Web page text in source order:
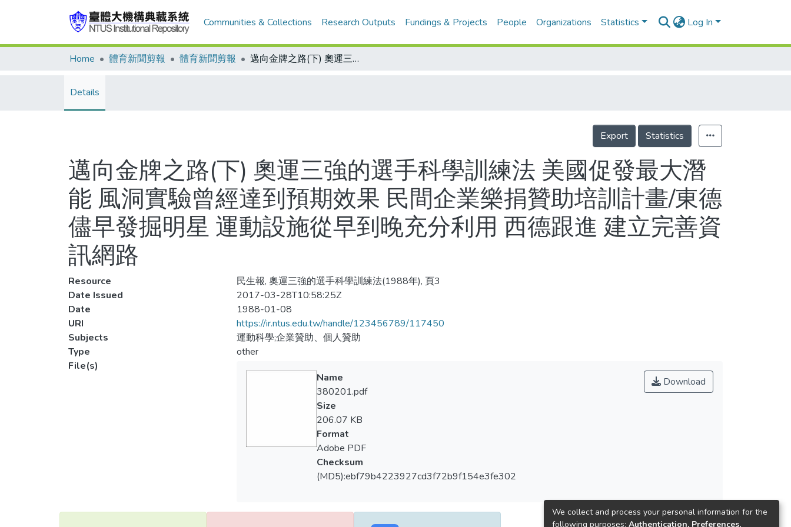
Communities & Collections Research Outputs Fundings & Projects People Organizations Statistics Log In
Home 體育新聞剪報 體育新聞剪報 邁向金牌之路(下) 奧運三強的選手科學訓練法 美國促發最大潛能 風洞實驗曾經達到預期效果 民間企業樂捐贊助培訓計畫/東德儘早發掘明星 運動設施從早到晚充分利用 西德跟進 建立完善資訊網路
Details
Export Statistics
邁向金牌之路(下) 奧運三強的選手科學訓練法 美國促發最大潛
能 風洞實驗曾經達到預期效果 民間企業樂捐贊助培訓計畫/東德
儘早發掘明星 運動設施從早到晚充分利用 西德跟進 建立完善資
訊網路
Resource
民生報, 奧運三強的選手科學訓練法(1988年), 頁3
Date Issued
2017-03-28T10:58:25Z
Date
1988-01-08
URI
https://ir.ntus.edu.tw/handle/123456789/117450
Subjects
運動科學;企業贊助、個人贊助
Type
other
File(s)
Download
Name
380201.pdf
Size
206.07 KB
Format
Adobe PDF
Checksum
(MD5):ebf79b4223927cd3f72b9f154e3fe302
We collect and process your personal information for the
following purposes: Authentication, Preferences,